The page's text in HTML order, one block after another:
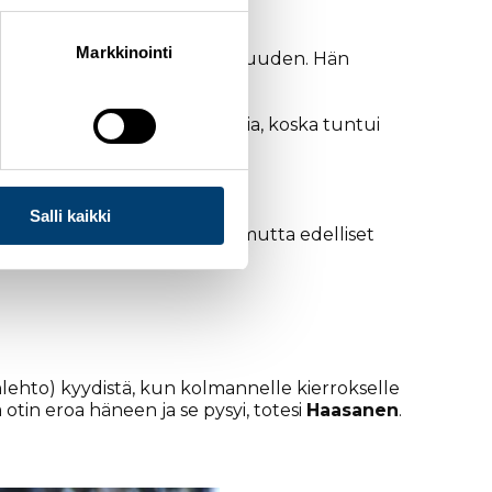
Markkinointi
Salli kaikki
viikonlopun toisen mestaruuden. Hän
pitämään kovaa vauhtia, koska tuntui
matkavauhtia jaksoi pitää, mutta edelliset
kyydistä, kun kolmannelle kierrokselle
eroa häneen ja se pysyi, totesi Haasanen.